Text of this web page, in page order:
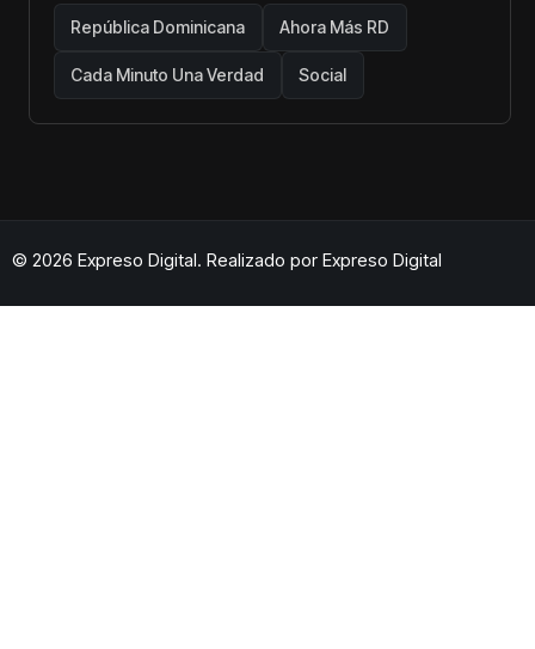
República Dominicana Ahora Más RD
Cada Minuto Una Verdad Social
© 2026 Expreso Digital. Realizado por Expreso Digital